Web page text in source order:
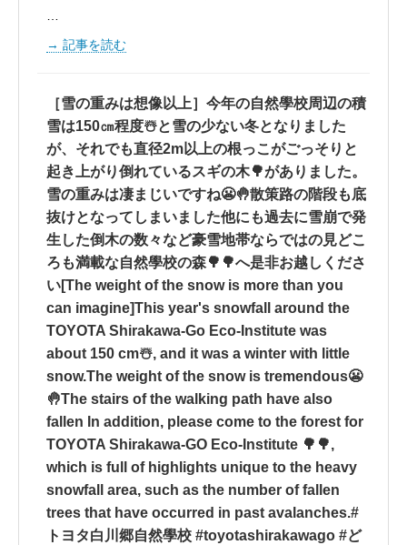
記事を読む
［雪の重みは想像以上］今年の自然學校周辺の積
雪は150㎝程度☃️と雪の少ない冬となりました
が、それでも直径2m以上の根っこがごっそりと
起き上がり倒れているスギの木🌳がありました。
雪の重みは凄まじいですね😬🤚散策路の階段も底
抜けとなってしまいました他にも過去に雪崩で発
生した倒木の数々など豪雪地帯️️ならではの見どこ
ろも満載な自然學校の森🌳🌳へ是非お越しくださ
い[The weight of the snow is more than you
can imagine]This year's snowfall around the
TOYOTA Shirakawa-Go Eco-Institute was
about 150 cm☃️, and it was a winter with little
snow.The weight of the snow is tremendous😬
🤚The stairs of the walking path have also
fallen In addition, please come to the forest for
TOYOTA Shirakawa-GO Eco-Institute 🌳🌳,
which is full of highlights unique to the heavy
snowfall area️️, such as the number of fallen
trees that have occurred in past avalanches.#
トヨタ白川郷自然學校 #toyotashirakawago #ど